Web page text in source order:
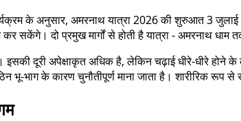
कार्यक्रम के अनुसार, अमरनाथ यात्रा 2026 की शुरुआत 3
कर सकेंगे। दो प्रमुख मार्गों से होती है यात्रा - अमरनाथ
है। इसकी दूरी अपेक्षाकृत अधिक है, लेकिन चढ़ाई धीरे-धीरे
भू-भाग के कारण चुनौतीपूर्ण माना जाता है। शारीरिक रूप से